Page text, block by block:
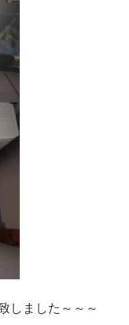
しました～～～